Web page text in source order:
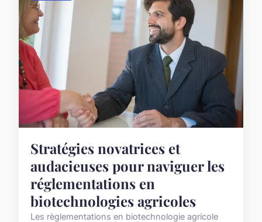
Stratégies novatrices et
audacieuses pour naviguer les
réglementations en
biotechnologies agricoles
Les règlementations en biotechnologie agricole